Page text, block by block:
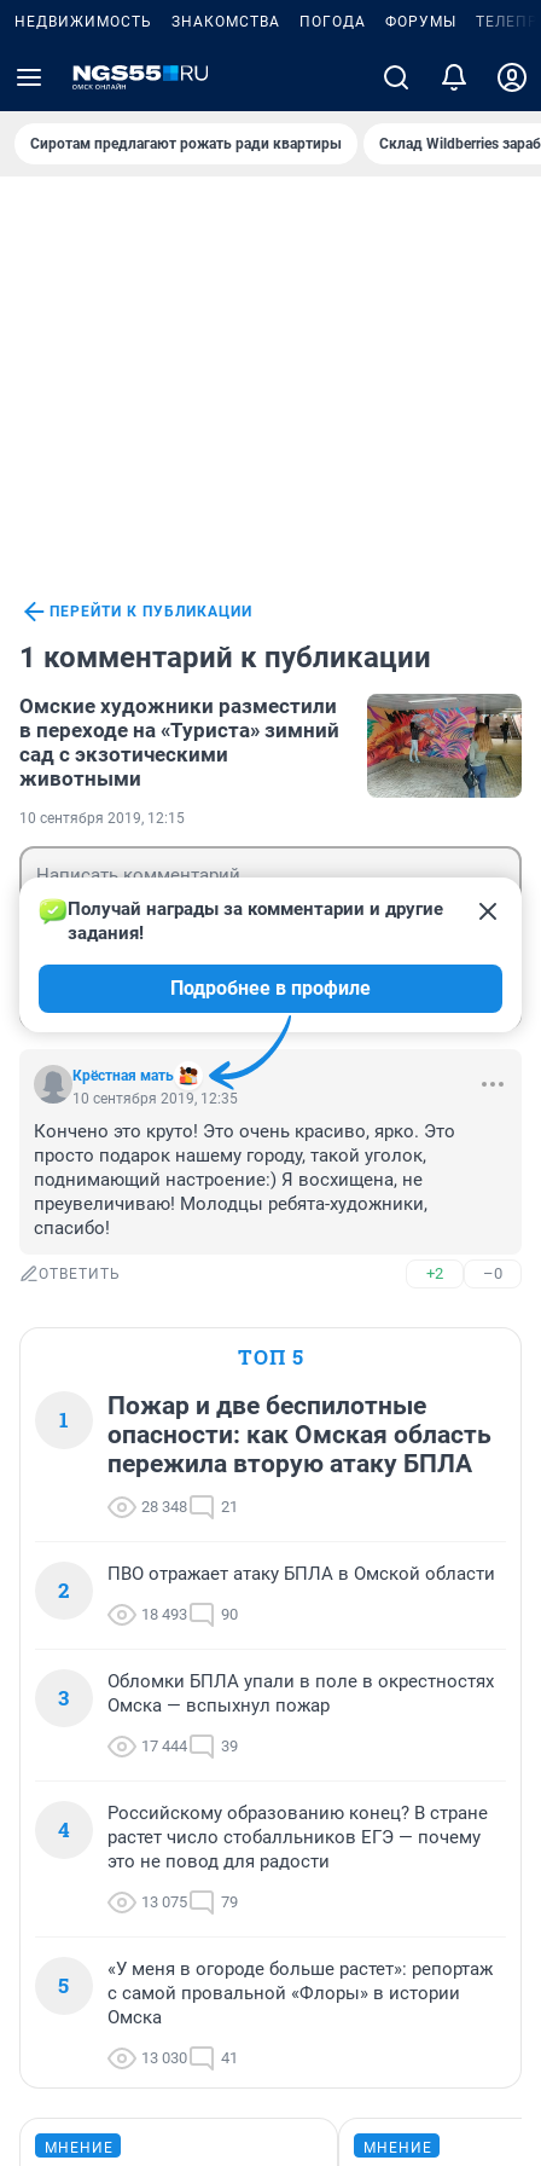
НЕДВИЖИМОСТЬ ЗНАКОМСТВА ПОГОДА ФОРУМЫ
Сиротам предлагают рожать ради квартиры Склад Wildberries
ПЕРЕЙТИ К ПУБЛИКАЦИИ
1 комментарий к публикации
Омские художники разместили
в переходе на «Туриста» зимний
сад с экзотическими
животными
10 сентября 2019, 12:15
Крёстная мать
Получай награды за комментарии и другие
задания!
Подробнее в профиле
10 сентября 2019, 12:35
Кончено это круто! Это очень красиво, ярко. Это
просто подарок нашему городу, такой уголок,
поднимающий настроение:) Я восхищена, не
преувеличиваю! Молодцы ребята-художники,
спасибо!
ОТВЕТИТЬ +2 –0
ТОП 5
1
Пожар и две беспилотные
опасности: как Омская область
пережила вторую атаку БПЛА
28 348 21
2
ПВО отражает атаку БПЛА в Омской области
18 493 90
3
Обломки БПЛА упали в поле в окрестностях
Омска — вспыхнул пожар
17 444 39
4
Российскому образованию конец? В стране
растет число стобалльников ЕГЭ — почему
это не повод для радости
13 075 79
5
«У меня в огороде больше растет»: репортаж
с самой провальной «Флоры» в истории
Омска
13 030 41
МНЕНИЕ МНЕНИЕ